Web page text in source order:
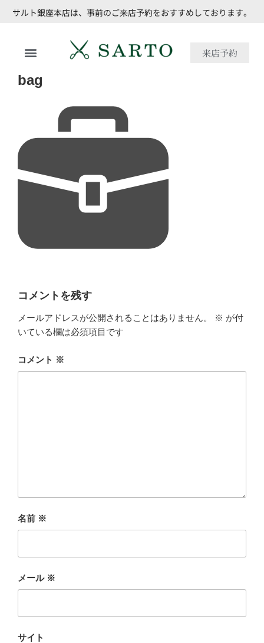
サルト銀座本店は、事前のご来店予約をおすすめしております。
来店予約
bag
コメントを残す
メールアドレスが公開されることはありません。 ※ が付
いている欄は必須項目です
コメント ※
名前 ※
メール ※
サイト